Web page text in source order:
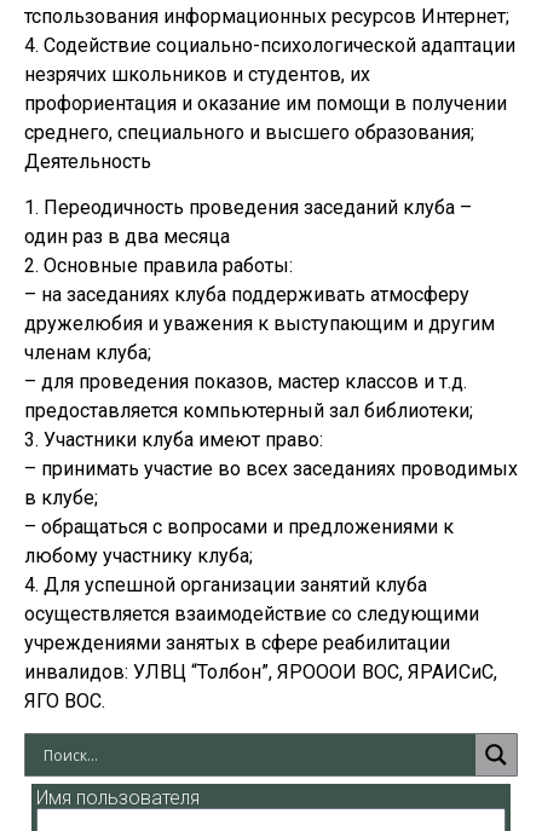
тспользования информационных ресурсов Интернет;
4. Содействие социально-психологической адаптации
незрячих школьников и студентов, их
профориентация и оказание им помощи в получении
среднего, специального и высшего образования;
Деятельность
1. Переодичность проведения заседаний клуба –
один раз в два месяца
2. Основные правила работы:
– на заседаниях клуба поддерживать атмосферу
дружелюбия и уважения к выступающим и другим
членам клуба;
– для проведения показов, мастер классов и т.д.
предоставляется компьютерный зал библиотеки;
3. Участники клуба имеют право:
– принимать участие во всех заседаниях проводимых
в клубе;
– обращаться с вопросами и предложениями к
любому участнику клуба;
4. Для успешной организации занятий клуба
осуществляется взаимодействие со следующими
учреждениями занятых в сфере реабилитации
инвалидов: УЛВЦ “Толбон”, ЯРОООИ ВОС, ЯРАИСиС,
ЯГО ВОС.
Имя пользователя